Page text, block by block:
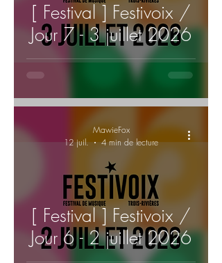
[ Festival ] Festivoix /
Jour 7 - 3 juillet 2026
[ Festival ] Festivoix /
Jour 6 - 2 juillet 2026
MawieFox
12 juil.
4 min de lecture